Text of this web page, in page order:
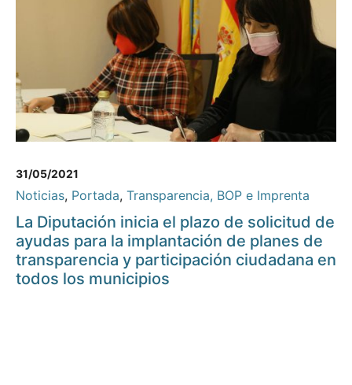
31/05/2021
Noticias, Portada, Transparencia, BOP e Imprenta
La Diputación inicia el plazo de solicitud de
ayudas para la implantación de planes de
transparencia y participación ciudadana en
todos los municipios